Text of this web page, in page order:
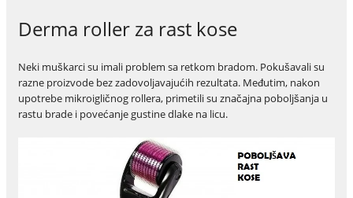
Derma roller za rast kose
Neki muškarci su imali problem sa retkom bradom. Pokušavali su
razne proizvode bez zadovoljavajućih rezultata. Međutim, nakon
upotrebe mikroigličnog rollera, primetili su značajna poboljšanja u
rastu brade i povećanje gustine dlake na licu.